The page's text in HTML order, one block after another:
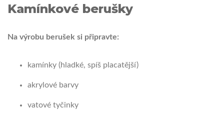
Kamínkové berušky
Na výrobu berušek si připravte:
kamínky (hladké, spíš placatější)
akrylové barvy
vatové tyčinky